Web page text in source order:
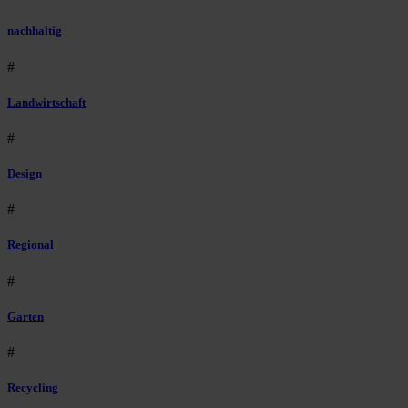
nachhaltig
#
Landwirtschaft
#
Design
#
Regional
#
Garten
#
Recycling